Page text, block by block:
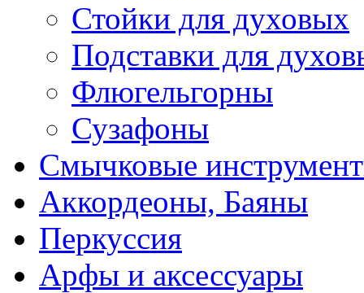
Стойки для духовых
Подставки для
Флюгельгорны
Сузафоны
Смычковые
Аккордеоны, Баяны
Перкуссия
Арфы и аксессуары